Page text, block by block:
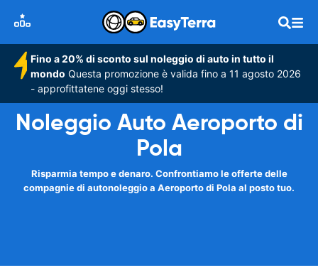
Fino a 20% di sconto sul noleggio di auto in tutto il
mondo Questa promozione è valida fino a 11 agosto 2026
- approfittatene oggi stesso!
Noleggio Auto Aeroporto di
Pola
Risparmia tempo e denaro. Confrontiamo le offerte delle
compagnie di autonoleggio a Aeroporto di Pola al posto tuo.